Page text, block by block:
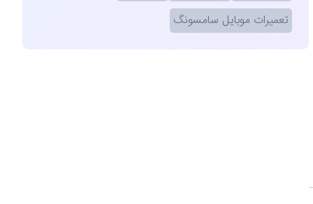
تعمیرات موبایل سامسونگ